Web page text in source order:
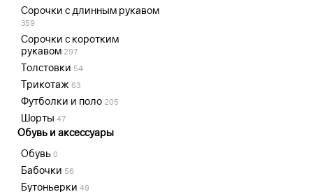
Сорочки с длинным рукавом
359
Сорочки с коротким
рукавом 297
Толстовки 54
Трикотаж 63
Футболки и поло 205
Шорты 47
Обувь и аксессуары
Обувь 0
Бабочки 56
Бутоньерки 49